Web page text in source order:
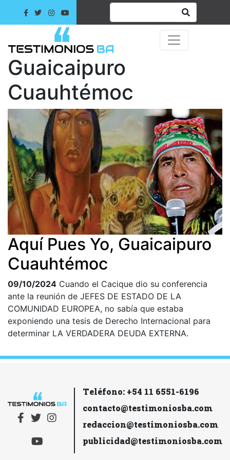
Guaicaipuro
Cuauhtémoc
Aquí Pues Yo, Guaicaipuro
Cuauhtémoc
09/10/2024 Cuando el Cacique dio su conferencia
ante la reunión de JEFES DE ESTADO DE LA
COMUNIDAD EUROPEA, no sabía que estaba
exponiendo una tesis de Derecho Internacional para
determinar LA VERDADERA DEUDA EXTERNA.
Teléfono: +54 11 6551-6196
contacto@testimoniosba.com
redaccion@testimoniosba.com
publicidad@testimoniosba.com